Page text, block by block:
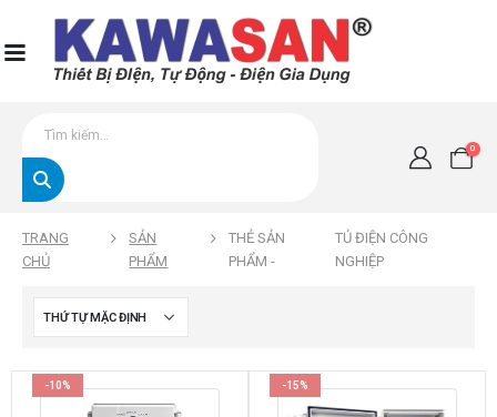
0
TRANG
CHỦ
SẢN
PHẨM
THẺ SẢN
PHẨM -
TỦ ĐIỆN CÔNG
NGHIỆP
-10% -15%